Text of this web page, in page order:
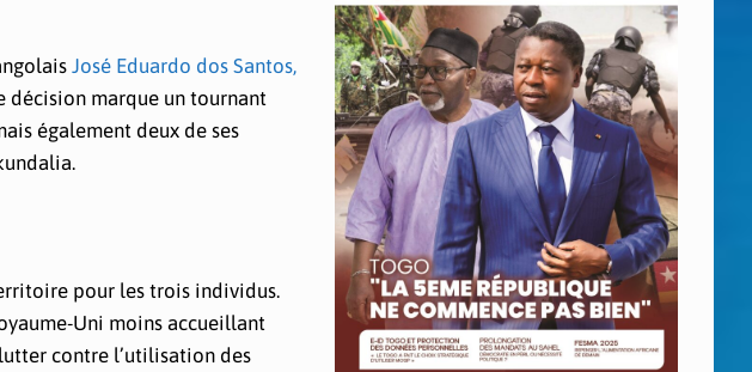
José Eduardo dos Santos,
décision marque un tournant
également deux de ses
pour les trois individus.
Uni moins accueillant
contre l’utilisation des